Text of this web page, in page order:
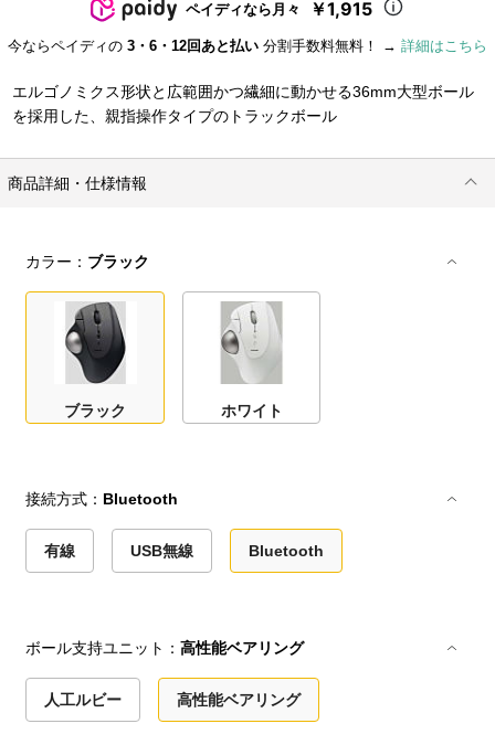
ペイディなら月々 ￥1,915
今ならペイディの 3・6・12回あと払い 分割手数料無料！ → 詳細はこちら
エルゴノミクス形状と広範囲かつ繊細に動かせる36mm大型ボール
を採用した、親指操作タイプのトラックボール
商品詳細・仕様情報
カラー： ブラック
ブラック ホワイト
接続方式： Bluetooth
有線 USB無線 Bluetooth
ボール支持ユニット：高性能ベアリング
人工ルビー 高性能ベアリング